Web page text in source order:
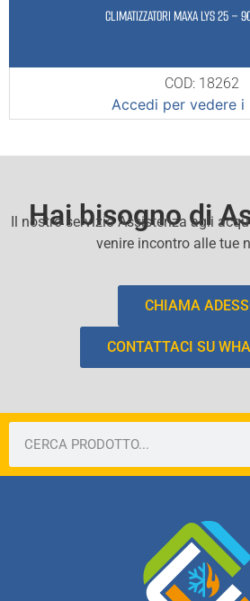
CLIMATIZZATORI MAXA LYS 25 –
COD: 18262
Accedi per vedere i
Hai bisogno di
Il nostro servizio Assistenza agli
venire incontro alle tue
CHIAMA
CONTATTACI SU